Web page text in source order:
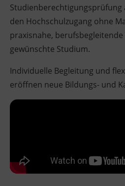
Studienberechtigungsprüfung
den Hochschulzugang ohne
praxisnahe,
gewünschte Studium.
Individuelle Begleitung und
eröffnen neue Bildungs- und